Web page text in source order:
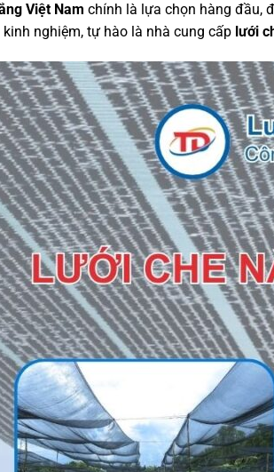
Việt Nam chính là lựa chọn hàng đầu,
nghiệm, tự hào là nhà cung cấp lưới